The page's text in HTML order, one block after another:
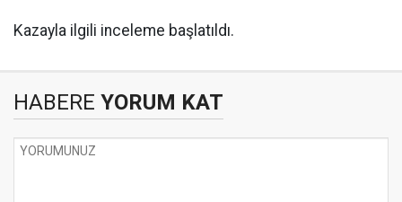
Kazayla ilgili inceleme başlatıldı.
HABERE YORUM KAT